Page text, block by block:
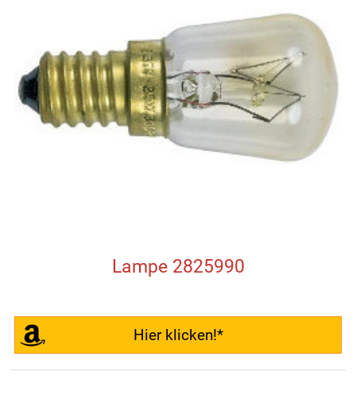
Lampe 2825990
Hier klicken!*